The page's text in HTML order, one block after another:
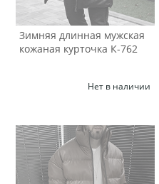
Зимняя длинная мужская
кожаная курточка К-762
Нет в наличии